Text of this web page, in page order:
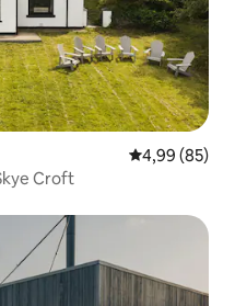
Priemerné
4,99 (85)
Croft